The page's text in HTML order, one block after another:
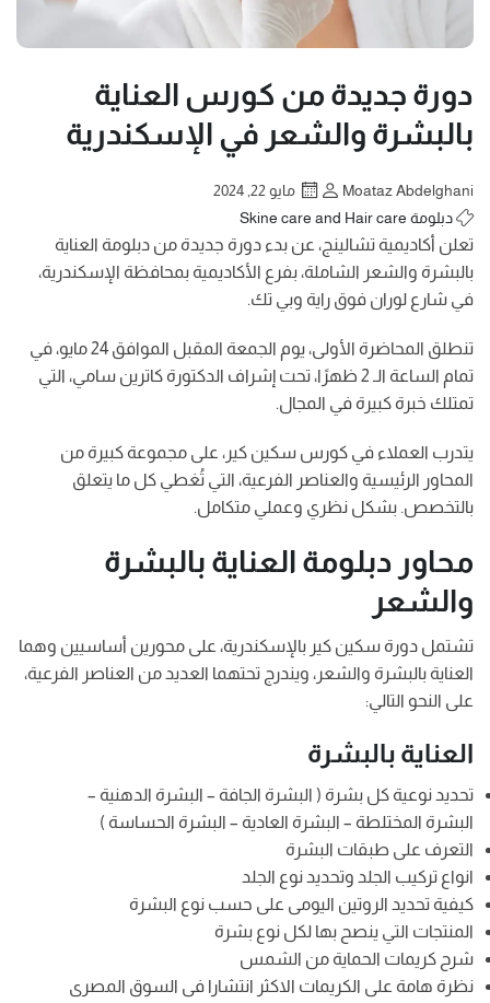
دورة جديدة من كورس العناية
بالبشرة والشعر في الإسكندرية
Moataz Abdelghani
مايو 22, 2024
دبلومة Skine care and Hair care
تعلن أكاديمية تشالينج، عن بدء دورة جديدة من دبلومة العناية
بالبشرة والشعر الشاملة، بفرع الأكاديمية بمحافظة الإسكندرية،
في شارع لوران فوق راية وبي تك.
تنطلق المحاضرة الأولى، يوم الجمعة المقبل الموافق 24 مايو، في
تمام الساعة الـ 2 ظهرًا، تحت إشراف الدكتورة كاترين سامي، التي
تمتلك خبرة كبيرة في المجال.
يتدرب العملاء في كورس سكين كير، على مجموعة كبيرة من
المحاور الرئيسية والعناصر الفرعية، التي تُغطي كل ما يتعلق
بالتخصص. بشكل نظري وعملي متكامل.
محاور دبلومة العناية بالبشرة
والشعر
تشتمل دورة سكين كير بالإسكندرية، على محورين أساسيين وهما
العناية بالبشرة والشعر، ويندرج تحتهما العديد من العناصر الفرعية،
على النحو التالي:
العناية بالبشرة
تحديد نوعية كل بشرة ( البشرة الجافة – البشرة الدهنية –
البشرة المختلطة – البشرة العادية – البشرة الحساسة )
التعرف على طبقات البشرة
انواع تركيب الجلد وتحديد نوع الجلد
كيفية تحديد الروتين اليومى على حسب نوع البشرة
المنتجات التي ينصح بها لكل نوع بشرة
شرح كريمات الحماية من الشمس
نظرة هامة على الكريمات الاكثر انتشارا فى السوق المصرى